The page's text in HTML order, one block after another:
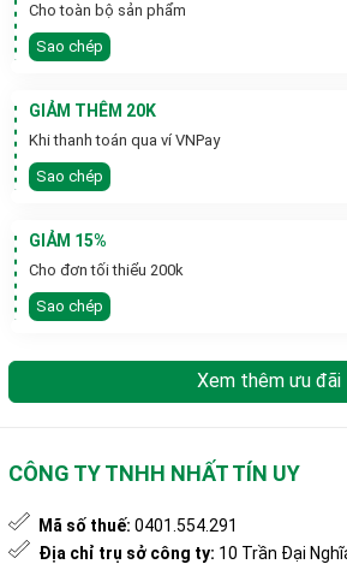
Cho toàn bộ sản phẩm
Sao chép
GIẢM THÊM 20K
Khi thanh toán qua ví VNPay
Sao chép
GIẢM 15%
Cho đơn tối thiểu 200k
Sao chép
Xem thêm ưu đãi
CÔNG TY TNHH NHẤT TÍN UY
Mã số thuế: 0401.554.291
Địa chỉ trụ sở công ty: 10 Trần Đại